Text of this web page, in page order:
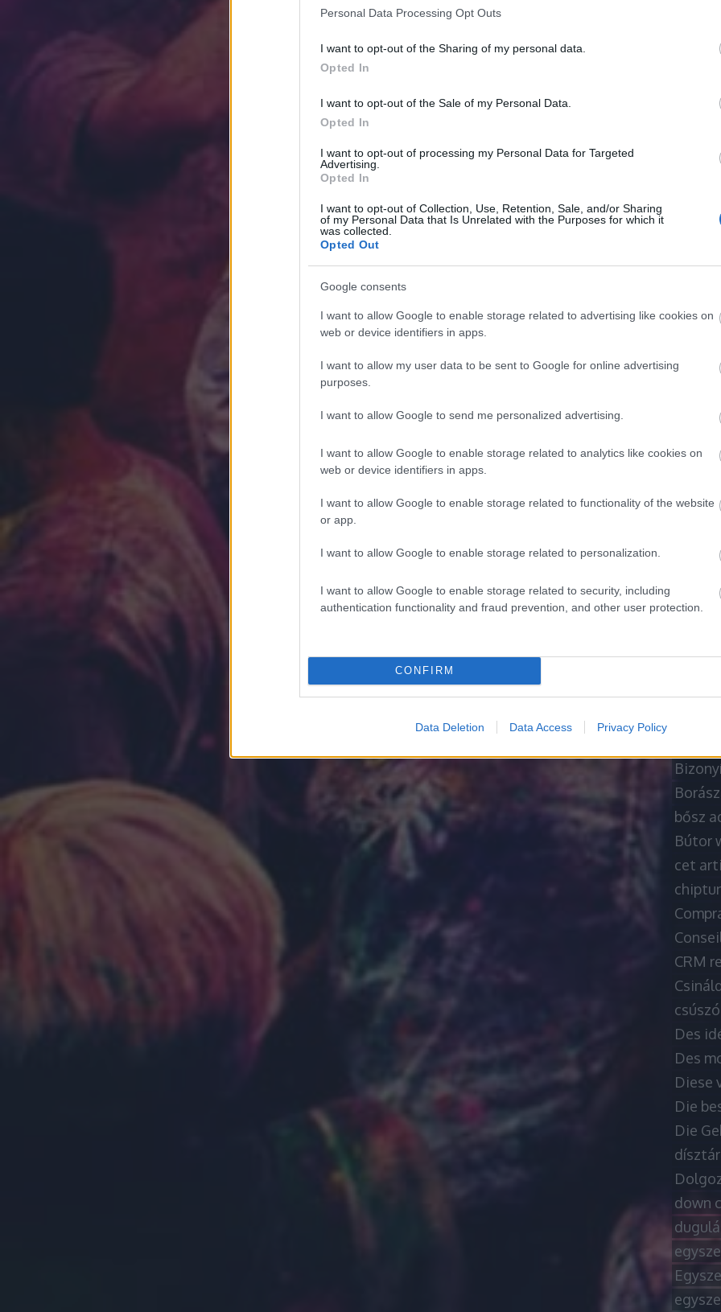
Personal Data Processing Opt Outs
I want to opt-out of the Sharing of my personal data.
Opted In
I want to opt-out of the Sale of my Personal Data.
Opted In
I want to opt-out of processing my Personal Data for Targeted
Advertising.
Opted In
I want to opt-out of Collection, Use, Retention, Sale, and/or Sharing
of my Personal Data that Is Unrelated with the Purposes for which it
was collected.
Opted Out
Google consents
I want to allow Google to enable storage related to advertising like cookies on
web or device identifiers in apps.
I want to allow my user data to be sent to Google for online advertising
purposes.
I want to allow Google to send me personalized advertising.
I want to allow Google to enable storage related to analytics like cookies on
web or device identifiers in apps.
I want to allow Google to enable storage related to functionality of the website
or app.
I want to allow Google to enable storage related to personalization.
I want to allow Google to enable storage related to security, including
authentication functionality and fraud prevention, and other user protection.
CONFIRM
Data Deletion Data Access Privacy Policy
AZT
Az
Az
Az
A 10
A
A
A
A
A
A
a
A
A
A
A
A
A
A
a
A
A
A
bárpult
bősz
Bútor
cet
CRM
Des
Des
Diese
Die
Die
down